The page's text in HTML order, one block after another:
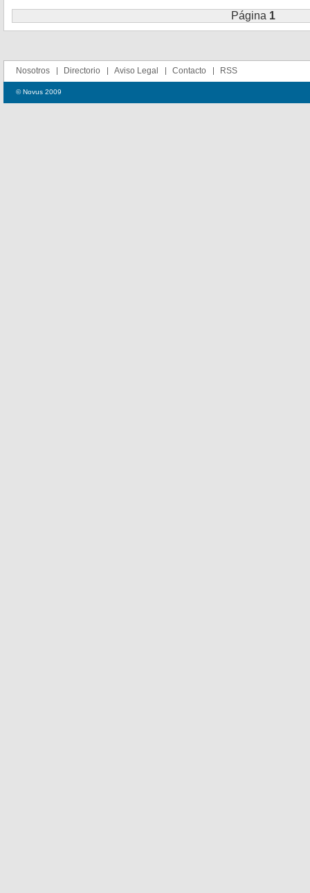
Página 1
Nosotros Directorio Aviso Legal Contacto RSS
© Novus 2009